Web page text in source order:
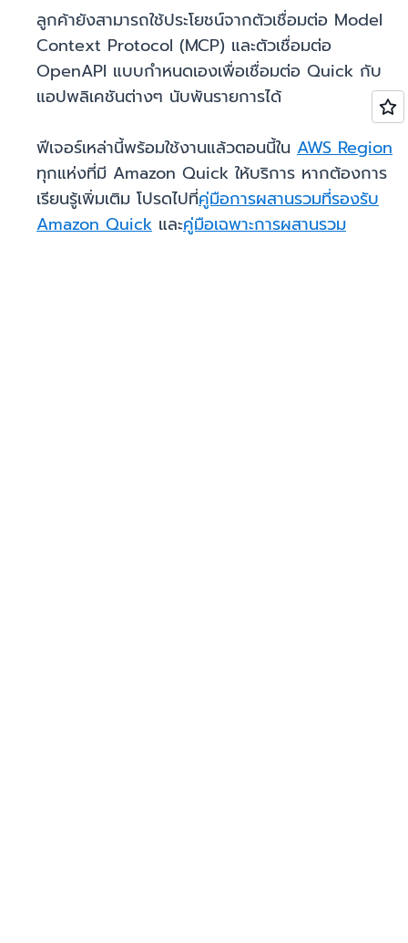
ลูกค้ายังสามารถใช้ประโยชน์จากตัวเชื่อมต่อ Model
Context Protocol (MCP) และตัวเชื่อมต่อ
OpenAPI แบบกำหนดเองเพื่อเชื่อมต่อ Quick กับ
แอปพลิเคชันต่างๆ นับพันรายการได้
ฟีเจอร์เหล่านี้พร้อมใช้งานแล้วตอนนี้ใน AWS Region
ทุกแห่งที่มี Amazon Quick ให้บริการ หากต้องการ
เรียนรู้เพิ่มเติม โปรดไปที่คู่มือการผสานรวมที่รองรับ
Amazon Quick และคู่มือเฉพาะการผสานรวม